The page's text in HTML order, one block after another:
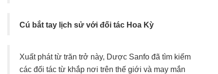
Cú bắt tay lịch sử với đối tác Hoa Kỳ
Xuất phát từ trăn trở này, Dược Sanfo đã tìm kiếm
các đối tác từ khắp nơi trên thế giới và may mắn